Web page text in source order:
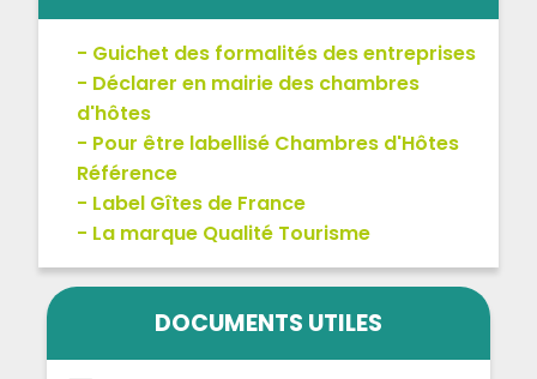
Guichet des formalités des entreprises
Déclarer en mairie des chambres
d'hôtes
Pour être labellisé Chambres d'Hôtes
Référence
Label Gîtes de France
La marque Qualité Tourisme
DOCUMENTS UTILES